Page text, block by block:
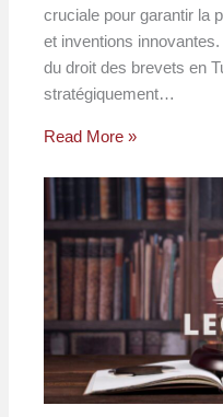
cruciale pour garantir la
et inventions
du droit des brevets en
stratégiquement…
Read More »